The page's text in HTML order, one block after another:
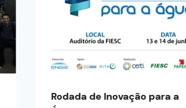
Rodada de Inovação para a